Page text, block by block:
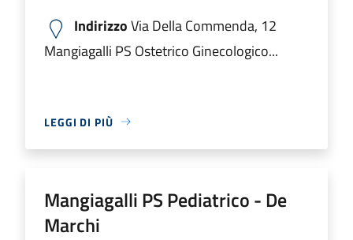
IndirizzoVia Della Commenda, 12
Mangiagalli PS Ostetrico Ginecologico...
LEGGI DI PIÙ
Mangiagalli PS Pediatrico - De
Marchi